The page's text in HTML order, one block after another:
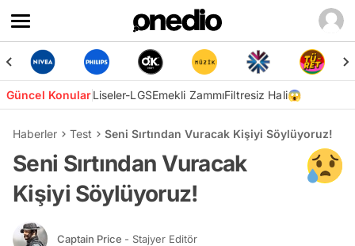
Güncel KonularLiseler-LGSEmekli ZammıFiltresiz Hali😱
Haberler Test Seni Sırtından Vuracak Kişiyi Söylüyoruz!
Seni Sırtından Vuracak
Kişiyi Söylüyoruz!
Captain Price - Stajyer Editör